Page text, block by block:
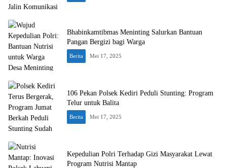
Bhabinkamtibmas Meninting Salurkan Bantuan
Pangan Bergizi bagi Warga
Berita Mei 17, 2025
106 Pekan Polsek Kediri Peduli Stunting: Program
Telur untuk Balita
Berita Mei 17, 2025
Kepedulian Polri Terhadap Gizi Masyarakat Lewat
Program Nutrisi Mantap